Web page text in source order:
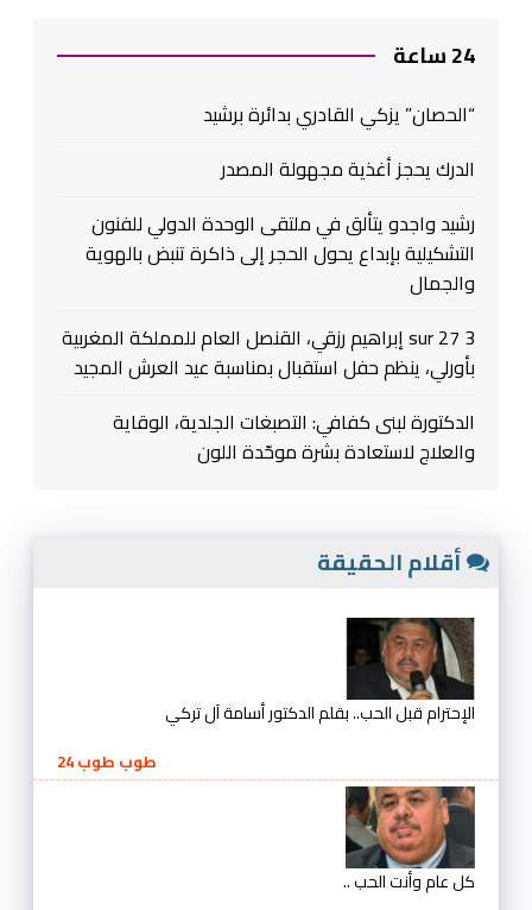
24 ساعة
“الحصان” يزكي القادري بدائرة برشيد
الدرك يحجز أغذية مجهولة المصدر
رشيد واجدو يتألق في ملتقى الوحدة الدولي للفنون
التشكيلية بإبداع يحول الحجر إلى ذاكرة تنبض بالهوية
والجمال
3 sur 27 إبراهيم رزقي، القنصل العام للمملكة المغربية
بأورلي، ينظم حفل استقبال بمناسبة عيد العرش المجيد
الدكتورة لبنى كفافي: التصبغات الجلدية، الوقاية
والعلاج لاستعادة بشرة موحّدة اللون
أقلام الحقيقة
الإحترام قبل الحب.. بقلم الدكتور أسامة آل تركي
طوب طوب 24
كل عام وأنت الحب ..